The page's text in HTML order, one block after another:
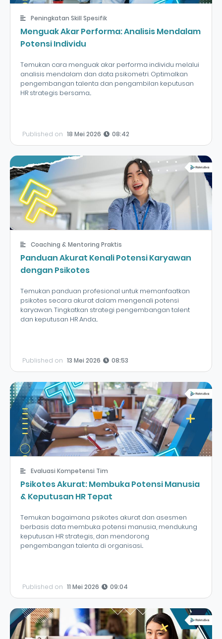
Peningkatan Skill Spesifik
Menguak Akar Performa: Analisis Mendalam
Potensi Individu
Temukan cara menguak akar performa individu melalui
analisis mendalam dan data psikometri. Optimalkan
pengembangan talenta dan pengambilan keputusan
HR strategis bersama...
Published on 18 Mei 2026 08:42
Coaching & Mentoring Praktis
Panduan Akurat Kenali Potensi Karyawan
dengan Psikotes
Temukan panduan profesional untuk memanfaatkan
psikotes secara akurat dalam mengenali potensi
karyawan. Tingkatkan strategi pengembangan talent
dan keputusan HR Anda...
Published on 13 Mei 2026 08:53
Evaluasi Kompetensi Tim
Psikotes Akurat: Membuka Potensi Manusia
& Keputusan HR Tepat
Temukan bagaimana psikotes akurat dan asesmen
berbasis data membuka potensi manusia, mendukung
keputusan HR strategis, dan mendorong
pengembangan talenta di organisasi...
Published on 11 Mei 2026 09:04